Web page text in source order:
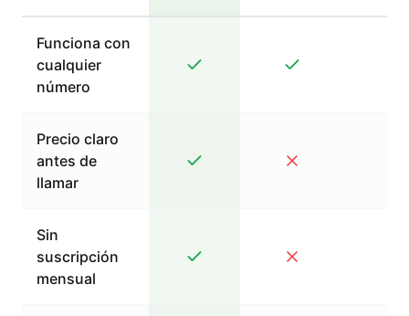
Funciona con
cualquier
número
Precio claro
antes de
llamar
Sin
suscripción
mensual